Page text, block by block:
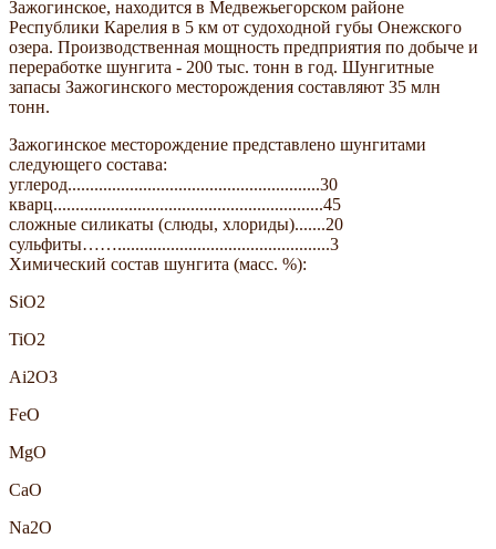
Зажогинское, находится в Медвежьегорском районе
Республики Карелия в 5 км от судоходной губы Онежского
озера. Производственная мощность предприятия по добыче и
переработке шунгита - 200 тыс. тонн в год. Шунгитные
запасы Зажогинского месторождения составляют 35 млн
тонн.
Зажогинское месторождение представлено шунгитами
следующего состава:
углерод.........................................................30
кварц.............................................................45
сложные силикаты (слюды, хлориды).......20
сульфиты……................................................3
Химический состав шунгита (масс. %):
SiO2
TiO2
Ai2O3
FeO
MgO
CaO
Na2O